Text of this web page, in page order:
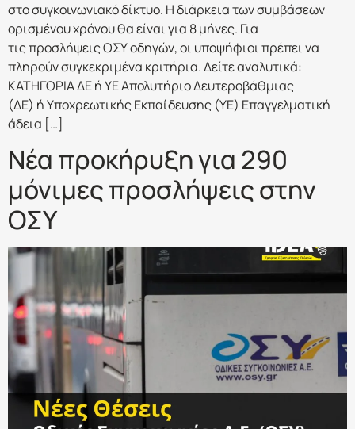
στο συγκοινωνιακό δίκτυο. Η διάρκεια των συμβάσεων
ορισμένου χρόνου θα είναι για 8 μήνες. Για
τις προσλήψεις ΟΣΥ οδηγών, οι υποψήφιοι πρέπει να
πληρούν συγκεκριμένα κριτήρια. Δείτε αναλυτικά:
ΚΑΤΗΓΟΡΙΑ ΔΕ ή ΥΕ Απολυτήριο Δευτεροβάθμιας
(ΔΕ) ή Υποχρεωτικής Εκπαίδευσης (ΥΕ) Επαγγελματική
άδεια […]
Νέα προκήρυξη για 290
μόνιμες προσλήψεις στην
ΟΣΥ